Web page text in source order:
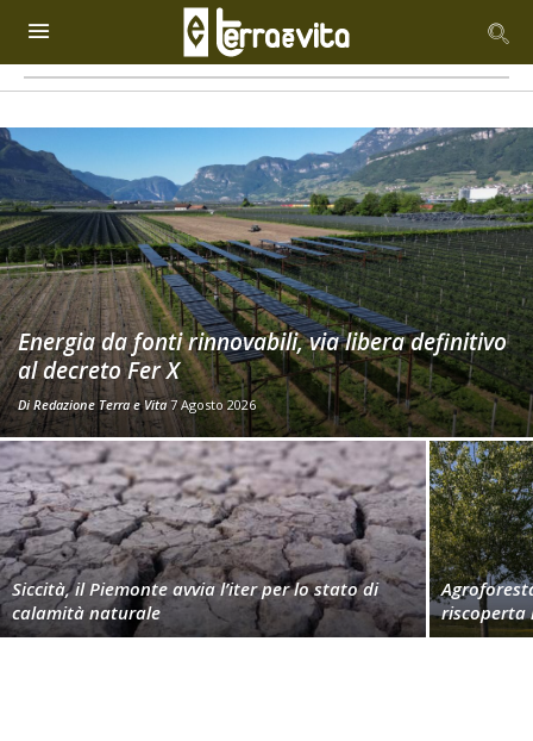
Energia da fonti rinnovabili, via libera definitivo
al decreto Fer X
Di Redazione Terra e Vita 7 Agosto 2026
Siccità, il Piemonte avvia l’iter per lo stato di
calamità naturale
riscoperta